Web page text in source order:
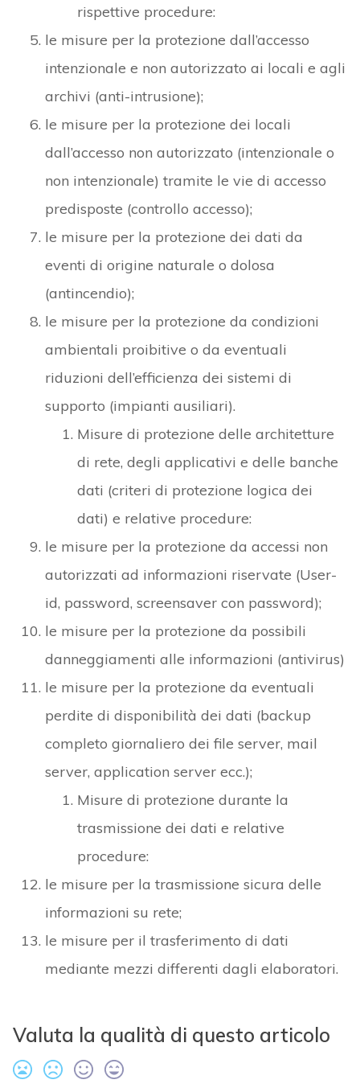
rispettive procedure:
le misure per la protezione dall’accesso
intenzionale e non autorizzato ai locali e agli
archivi (anti-intrusione);
le misure per la protezione dei locali
dall’accesso non autorizzato (intenzionale o
non intenzionale) tramite le vie di accesso
predisposte (controllo accesso);
le misure per la protezione dei dati da
eventi di origine naturale o dolosa
(antincendio);
le misure per la protezione da condizioni
ambientali proibitive o da eventuali
riduzioni dell’efficienza dei sistemi di
supporto (impianti ausiliari).
Misure di protezione delle architetture
di rete, degli applicativi e delle banche
dati (criteri di protezione logica dei
dati) e relative procedure:
le misure per la protezione da accessi non
autorizzati ad informazioni riservate (User-
id, password, screensaver con password);
le misure per la protezione da possibili
danneggiamenti alle informazioni (antivirus)
le misure per la protezione da eventuali
perdite di disponibilità dei dati (backup
completo giornaliero dei file server, mail
server, application server ecc.);
Misure di protezione durante la
trasmissione dei dati e relative
procedure:
le misure per la trasmissione sicura delle
informazioni su rete;
le misure per il trasferimento di dati
mediante mezzi differenti dagli elaboratori.
Valuta la qualità di questo articolo